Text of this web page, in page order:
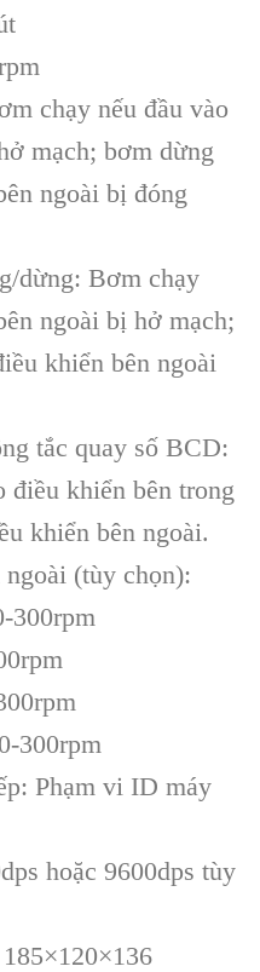
chạy nếu đầu vào
mạch; bơm dừng
ngoài bị đóng
dừng: Bơm chạy
ngoài bị hở mạch;
khiển bên ngoài
tắc quay số BCD:
điều khiển bên trong
khiển bên ngoài.
(tùy chọn):
300rpm
300rpm
Phạm vi ID máy
hoặc 9600dps tùy